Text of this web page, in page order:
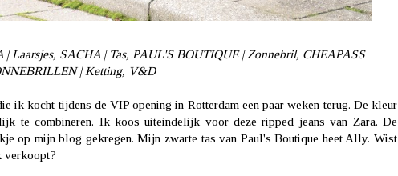
Laarsjes, SACHA | Tas, PAUL'S BOUTIQUE | Zonnebril, CHEAPASS
| Ketting, V&D
ik kocht tijdens de VIP opening in Rotterdam een paar weken terug. De kleur
te combineren. Ik koos uiteindelijk voor deze ripped jeans van Zara. De
op mijn blog gekregen. Mijn zwarte tas van Paul's Boutique heet Ally. Wist
verkoopt?